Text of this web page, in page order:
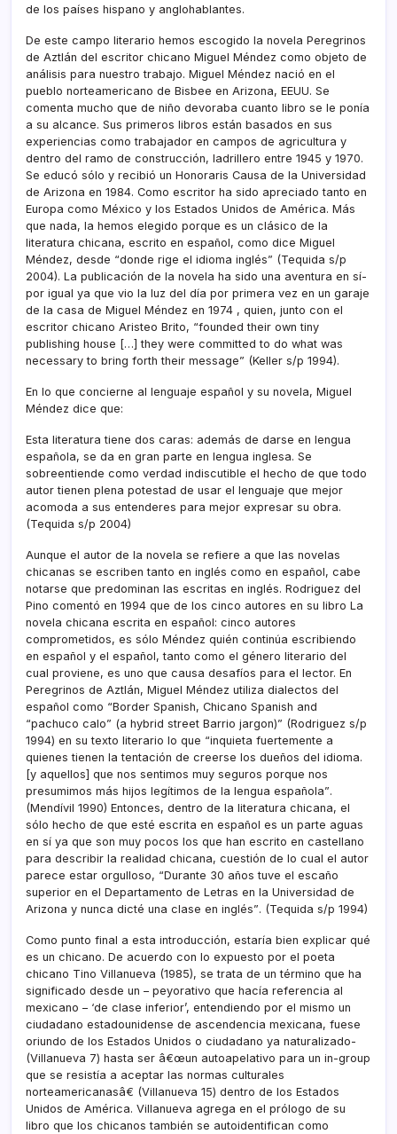
de los paí­ses hispano y anglohablantes.
De este campo literario hemos escogido la novela Peregrinos
de Aztlán del escritor chicano Miguel Méndez como objeto de
análisis para nuestro trabajo. Miguel Méndez nació en el
pueblo norteamericano de Bisbee en Arizona, EEUU. Se
comenta mucho que de niño devoraba cuanto libro se le poní­a
a su alcance. Sus primeros libros están basados en sus
experiencias como trabajador en campos de agricultura y
dentro del ramo de construcción, ladrillero entre 1945 y 1970.
Se educó sólo y recibió un Honoraris Causa de la Universidad
de Arizona en 1984. Como escritor ha sido apreciado tanto en
Europa como México y los Estados Unidos de América. Más
que nada, la hemos elegido porque es un clásico de la
literatura chicana, escrito en español, como dice Miguel
Méndez, desde “donde rige el idioma inglés” (Tequida s/p
2004). La publicación de la novela ha sido una aventura en sí­
por igual ya que vio la luz del dí­a por primera vez en un garaje
de la casa de Miguel Méndez en 1974 , quien, junto con el
escritor chicano Aristeo Brito, “founded their own tiny
publishing house […] they were committed to do what was
necessary to bring forth their message” (Keller s/p 1994).
En lo que concierne al lenguaje español y su novela, Miguel
Méndez dice que:
Esta literatura tiene dos caras: además de darse en lengua
española, se da en gran parte en lengua inglesa. Se
sobreentiende como verdad indiscutible el hecho de que todo
autor tienen plena potestad de usar el lenguaje que mejor
acomoda a sus entenderes para mejor expresar su obra.
(Tequida s/p 2004)
Aunque el autor de la novela se refiere a que las novelas
chicanas se escriben tanto en inglés como en español, cabe
notarse que predominan las escritas en inglés. Rodriguez del
Pino comentó en 1994 que de los cinco autores en su libro La
novela chicana escrita en español: cinco autores
comprometidos, es sólo Méndez quién continúa escribiendo
en español y el español, tanto como el género literario del
cual proviene, es uno que causa desafí­os para el lector. En
Peregrinos de Aztlán, Miguel Méndez utiliza dialectos del
español como “Border Spanish, Chicano Spanish and
“pachuco calo” (a hybrid street Barrio jargon)” (Rodriguez s/p
1994) en su texto literario lo que “inquieta fuertemente a
quienes tienen la tentación de creerse los dueños del idioma.
[y aquellos] que nos sentimos muy seguros porque nos
presumimos más hijos legí­timos de la lengua española”.
(Mendí­vil 1990) Entonces, dentro de la literatura chicana, el
sólo hecho de que esté escrita en español es un parte aguas
en sí­ ya que son muy pocos los que han escrito en castellano
para describir la realidad chicana, cuestión de lo cual el autor
parece estar orgulloso, “Durante 30 años tuve el escaño
superior en el Departamento de Letras en la Universidad de
Arizona y nunca dicté una clase en inglés”. (Tequida s/p 1994)
Como punto final a esta introducción, estarí­a bien explicar qué
es un chicano. De acuerdo con lo expuesto por el poeta
chicano Tino Villanueva (1985), se trata de un término que ha
significado desde un – peyorativo que hací­a referencia al
mexicano – ‘de clase inferior’, entendiendo por el mismo un
ciudadano estadounidense de ascendencia mexicana, fuese
oriundo de los Estados Unidos o ciudadano ya naturalizado-
(Villanueva 7) hasta ser â€œun autoapelativo para un in-group
que se resistí­a a aceptar las normas culturales
norteamericanasâ€ (Villanueva 15) dentro de los Estados
Unidos de América. Villanueva agrega en el prólogo de su
libro que los chicanos también se autoidentifican como